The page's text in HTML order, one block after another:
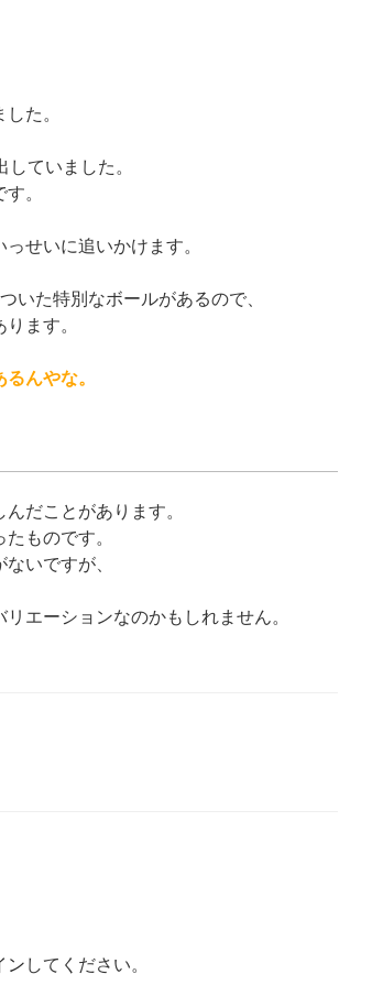
た。
ていました。
。
せいに追いかけます。
いた特別なボールがあるので、
ます。
んやな。
だことがあります。
ものです。
いですが、
エーションなのかもしれません。
ン してください。